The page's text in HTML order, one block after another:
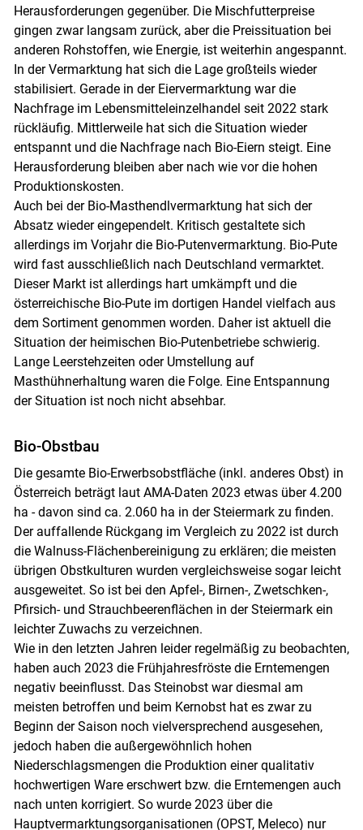
Herausforderungen gegenüber. Die Mischfutterpreise
gingen zwar langsam zurück, aber die Preissituation bei
anderen Rohstoffen, wie Energie, ist weiterhin angespannt.
In der Vermarktung hat sich die Lage großteils wieder
stabilisiert. Gerade in der Eiervermarktung war die
Nachfrage im Lebensmitteleinzelhandel seit 2022 stark
rückläufig. Mittlerweile hat sich die Situation wieder
entspannt und die Nachfrage nach Bio-Eiern steigt. Eine
Herausforderung bleiben aber nach wie vor die hohen
Produktionskosten.
Auch bei der Bio-Masthendlvermarktung hat sich der
Absatz wieder eingependelt. Kritisch gestaltete sich
allerdings im Vorjahr die Bio-Putenvermarktung. Bio-Pute
wird fast ausschließlich nach Deutschland vermarktet.
Dieser Markt ist allerdings hart umkämpft und die
österreichische Bio-Pute im dortigen Handel vielfach aus
dem Sortiment genommen worden. Daher ist aktuell die
Situation der heimischen Bio-Putenbetriebe schwierig.
Lange Leerstehzeiten oder Umstellung auf
Masthühnerhaltung waren die Folge. Eine Entspannung
der Situation ist noch nicht absehbar.
Bio-Obstbau
Die gesamte Bio-Erwerbsobstfläche (inkl. anderes Obst) in
Österreich beträgt laut AMA-Daten 2023 etwas über 4.200
ha - davon sind ca. 2.060 ha in der Steiermark zu finden.
Der auffallende Rückgang im Vergleich zu 2022 ist durch
die Walnuss-Flächenbereinigung zu erklären; die meisten
übrigen Obstkulturen wurden vergleichsweise sogar leicht
ausgeweitet. So ist bei den Apfel-, Birnen-, Zwetschken-,
Pfirsich- und Strauchbeerenflächen in der Steiermark ein
leichter Zuwachs zu verzeichnen.
Wie in den letzten Jahren leider regelmäßig zu beobachten,
haben auch 2023 die Frühjahresfröste die Erntemengen
negativ beeinflusst. Das Steinobst war diesmal am
meisten betroffen und beim Kernobst hat es zwar zu
Beginn der Saison noch vielversprechend ausgesehen,
jedoch haben die außergewöhnlich hohen
Niederschlagsmengen die Produktion einer qualitativ
hochwertigen Ware erschwert bzw. die Erntemengen auch
nach unten korrigiert. So wurde 2023 über die
Hauptvermarktungsorganisationen (OPST, Meleco) nur